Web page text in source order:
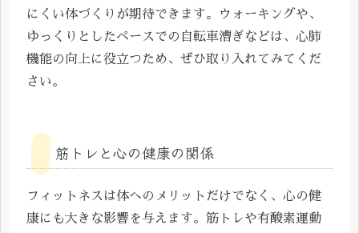
にくい体づくりが期待できます。ウォーキングや、
ゆっくりとしたペースでの自転車漕ぎなどは、心肺
機能の向上に役立つため、ぜひ取り入れてみてくだ
さい。
筋トレと心の健康の関係
フィットネスは体へのメリットだけでなく、心の健
康にも大きな影響を与えます。筋トレや有酸素運動